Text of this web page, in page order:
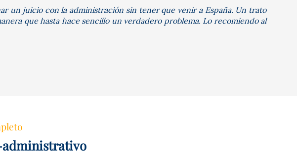
un juicio con la administración sin tener que venir a España. Un trato
que hasta hace sencillo un verdadero problema. Lo recomiendo al
administrativo